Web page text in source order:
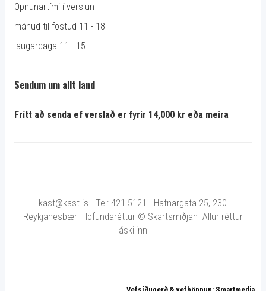
Opnunartími í verslun
mánud til föstud 11 - 18
laugardaga 11 - 15
Sendum um allt land
Frítt að senda ef verslað er fyrir 14,000 kr eða meira
kast@kast.is - Tel: 421-5121 - Hafnargata 25, 230
Reykjanesbær Höfundaréttur © Skartsmiðjan Allur réttur
áskilinn